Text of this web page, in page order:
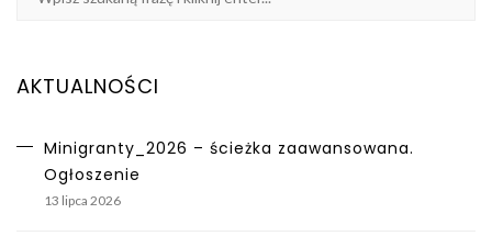
AKTUALNOŚCI
Minigranty_2026 – ścieżka zaawansowana.
Ogłoszenie
13 lipca 2026